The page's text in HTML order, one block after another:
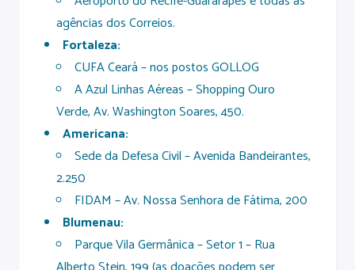
agências dos Correios.
Fortaleza:
CUFA Ceará – nos postos GOLLOG
A Azul Linhas Aéreas – Shopping Ouro
Verde, Av. Washington Soares, 450.
Americana:
Sede da Defesa Civil – Avenida Bandeirantes,
2.250
FIDAM – Av. Nossa Senhora de Fátima, 200
Blumenau:
Parque Vila Germânica – Setor 1 – Rua